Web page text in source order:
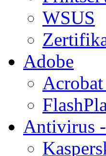
WSUS
Adobe
Antivirus